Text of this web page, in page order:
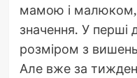
мамою і
значення. У перші
розміром з
Але вже за